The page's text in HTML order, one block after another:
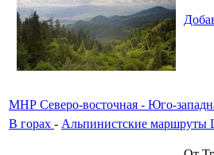
МНР Северо-восточная - Юго-
В горах - Альпинистские маршруты